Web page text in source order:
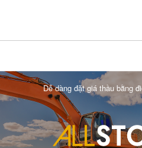
Dễ dàng đặt giá thầu bằng